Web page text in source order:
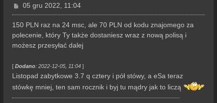
P
o
s
t
05 gru 2022, 11:04
150 PLN raz na 24 msc, ale 70 PLN od kodu znajomego za
polecenie, który Ty także dostaniesz wraz z nową polisą i
możesz przesyłać dalej
[ Dodano: 2022-12-05, 11:04 ]
Listopad zabytkowe 3.7 q cztery i pół stówy, a eSa teraz
stówkę mniej, ten sam rocznik i byj tu mądry jak to liczą